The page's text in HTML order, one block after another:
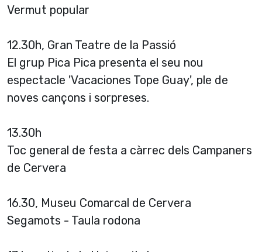
Vermut popular
12.30h, Gran Teatre de la Passió
El grup Pica Pica presenta el seu nou
espectacle 'Vacaciones Tope Guay', ple de
noves cançons i sorpreses.
13.30h
Toc general de festa a càrrec dels Campaners
de Cervera
16.30, Museu Comarcal de Cervera
Segamots - Taula rodona